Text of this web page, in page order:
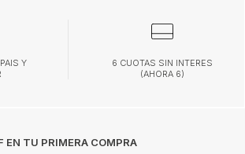
Y
6 CUOTAS SIN INTERES
(AHORA 6)
EN TU PRIMERA COMPRA